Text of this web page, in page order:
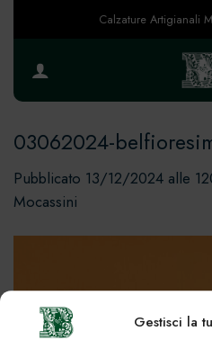
Gestisci la
Calzature Artigianali
03062024-
Pubblicato 13/12/2024 alle
Mocassini